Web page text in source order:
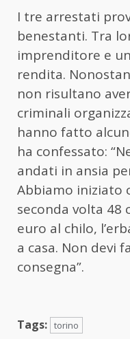
I tre arrestati
benestanti. Tra
imprenditore e
rendita.
non risultano
criminali
hanno fatto
ha confessato:
andati in ansia
Abbiamo iniziato
seconda volta 48
euro al chilo,
a casa. Non devi
consegna”.
Tags: torino